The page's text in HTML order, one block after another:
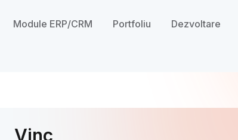
Module ERP/CRM Portfoliu Dezvoltare
Vinc